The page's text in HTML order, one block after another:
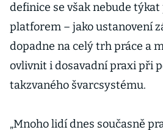
definice se však nebude
platforem – jako ustanovení
dopadne na celý trh práce a
ovlivnit i dosavadní praxi při
takzvaného švarcsystému.
„Mnoho lidí dnes současně